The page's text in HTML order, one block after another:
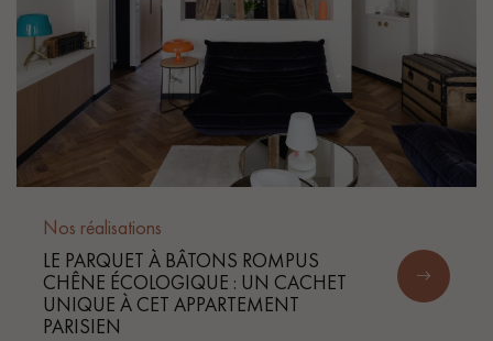
Demandez un rendez-vous personnalisé
Obtenez un devis gratuit !
Nos réalisations
LE PARQUET À BÂTONS ROMPUS
CHÊNE ÉCOLOGIQUE : UN CACHET
UNIQUE À CET APPARTEMENT
PARISIEN